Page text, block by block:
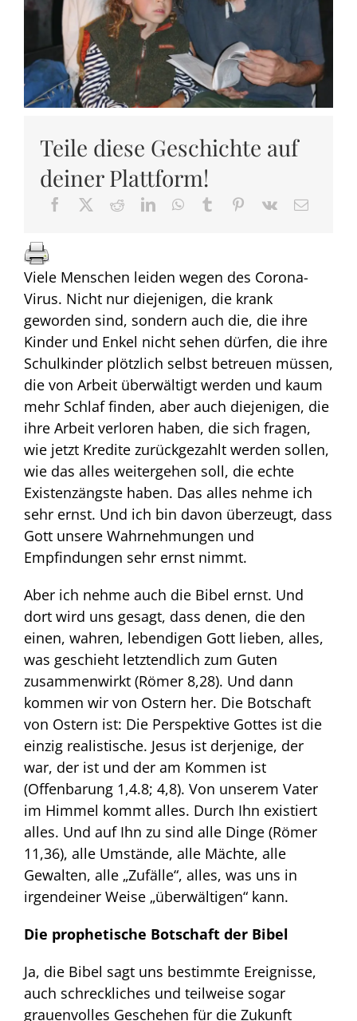
Teile diese Geschichte auf
deiner Plattform!
Viele Menschen leiden wegen des Corona-
Virus. Nicht nur diejenigen, die krank
geworden sind, sondern auch die, die ihre
Kinder und Enkel nicht sehen dürfen, die ihre
Schulkinder plötzlich selbst betreuen müssen,
die von Arbeit überwältigt werden und kaum
mehr Schlaf finden, aber auch diejenigen, die
ihre Arbeit verloren haben, die sich fragen,
wie jetzt Kredite zurückgezahlt werden sollen,
wie das alles weitergehen soll, die echte
Existenzängste haben. Das alles nehme ich
sehr ernst. Und ich bin davon überzeugt, dass
Gott unsere Wahrnehmungen und
Empfindungen sehr ernst nimmt.
Aber ich nehme auch die Bibel ernst. Und
dort wird uns gesagt, dass denen, die den
einen, wahren, lebendigen Gott lieben, alles,
was geschieht letztendlich zum Guten
zusammenwirkt (Römer 8,28). Und dann
kommen wir von Ostern her. Die Botschaft
von Ostern ist: Die Perspektive Gottes ist die
einzig realistische. Jesus ist derjenige, der
war, der ist und der am Kommen ist
(Offenbarung 1,4.8; 4,8). Von unserem Vater
im Himmel kommt alles. Durch Ihn existiert
alles. Und auf Ihn zu sind alle Dinge (Römer
11,36), alle Umstände, alle Mächte, alle
Gewalten, alle „Zufälle“, alles, was uns in
irgendeiner Weise „überwältigen“ kann.
Die prophetische Botschaft der Bibel
Ja, die Bibel sagt uns bestimmte Ereignisse,
auch schreckliches und teilweise sogar
grauenvolles Geschehen für die Zukunft